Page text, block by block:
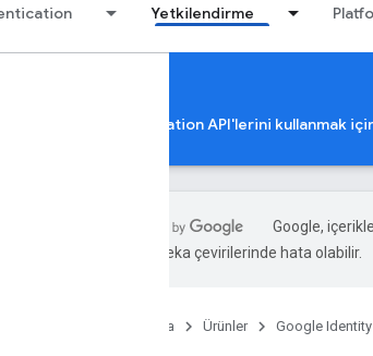
Yetkilendirme
Google Authorization API'lerini kullanmak
Google,
Yapay zeka çevirilerinde hata olabilir.
Ana Sayfa Ürünler Google Identity